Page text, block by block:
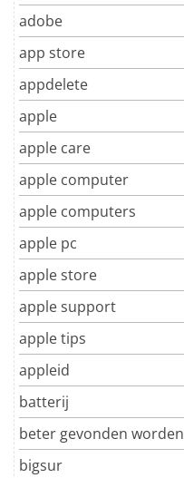
adobe
app store
appdelete
apple
apple care
apple computer
apple computers
apple pc
apple store
apple support
apple tips
appleid
batterij
beter gevonden worden
bigsur